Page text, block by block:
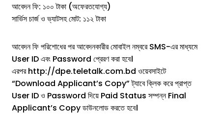
আবেদন ফি: ১০০ টাকা (অফেরতযোগ্য)
সার্ভিস চার্জ ও ভ্যাটসহ মোট: ১১২ টাকা
আবেদন ফি পরিশোধের পর আবেদনকারীর মোবাইল নম্বরে SMS-এর মাধ্যমে
User ID এবং Password প্রেরণ করা হবে।
এরপর http://dpe.teletalk.com.bd ওয়েবসাইটে
“Download Applicant’s Copy” ট্যাবে ক্লিক করে প্রাপ্ত
User ID ও Password দিয়ে Paid Status সম্পন্ন Final
Applicant’s Copy ডাউনলোড করতে হবে।